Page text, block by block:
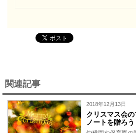
関連記事
2018年12月13日
クリスマス会
ノートを贈ろう